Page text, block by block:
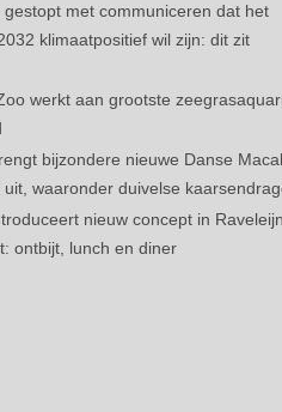
gestopt met communiceren dat het
klimaatpositief wil zijn: dit zit
werkt aan grootste
bijzondere nieuwe Danse
uit, waaronder duivelse
nieuw concept in
ontbijt, lunch en diner